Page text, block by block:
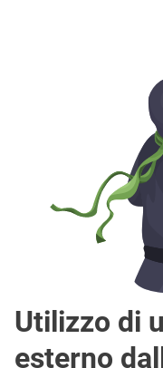
Utilizzo di
esterno